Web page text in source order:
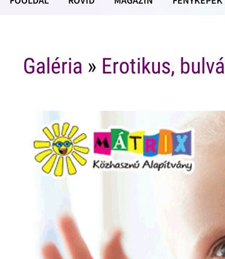
Galéria » Erotikus,